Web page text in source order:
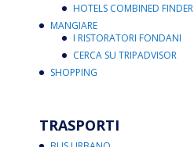
HOTELS COMBINED FINDER
MANGIARE
I RISTORATORI FONDANI
CERCA SU TRIPADVISOR
SHOPPING
TRASPORTI